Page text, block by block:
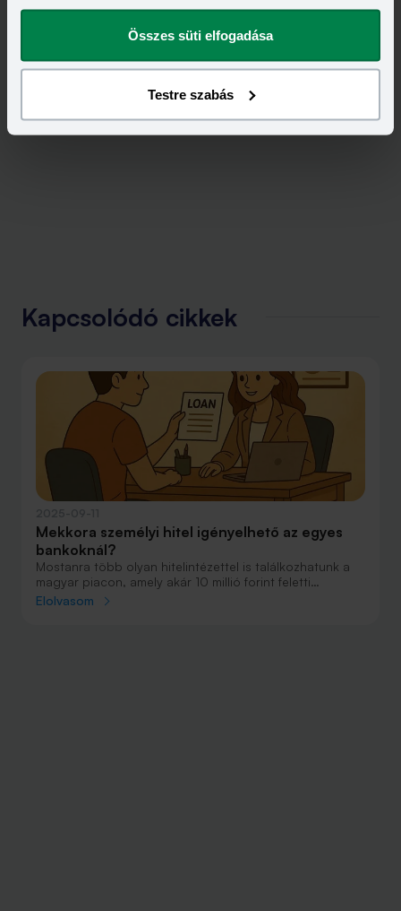
megváltoztathatod.
Összes süti elfogadása
Testre szabás
Kapcsolódó cikkek
Mekkora személyi hitel igényelhető az egyes
bankoknál?
Mostanra több olyan hitelintézettel is találkozhatunk a
magyar piacon, amely akár 10 millió forint feletti
összeget is ajánl fedezetlen személyi hitel formájában.
Elolvasom